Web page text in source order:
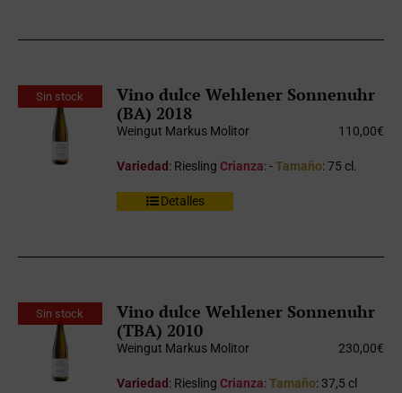
Sin stock
Vino dulce Wehlener Sonnenuhr
(BA) 2018
Weingut Markus Molitor 110,00€
Variedad : RieslingCrianza: -Tamaño: 75 cl.
Detalles
Sin stock
Vino dulce Wehlener Sonnenuhr
(TBA) 2010
Weingut Markus Molitor 230,00€
Variedad : RieslingCrianza:Tamaño: 37,5 cl